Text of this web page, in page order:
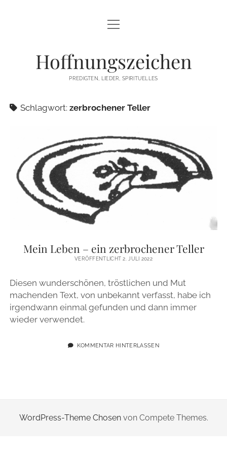
STARTSEITE
PREDIGTEN
TEXTE/PPP
PSALM
LIEDER
LITURGIEN
MEDITATIONEN
SONSTIGES
instagram
email
Menü
öffnen
Hoffnungszeichen
PREDIGTEN, LIEDER, SPIRITUELLES
Schlagwort: zerbrochener Teller
Mein Leben – ein zerbrochener Teller
VERÖFFENTLICHT 2. JULI 2022
Diesen wunderschönen, tröstlichen und Mut
machenden Text, von unbekannt verfasst, habe ich
irgendwann einmal gefunden und dann immer
wieder verwendet.
KOMMENTAR HINTERLASSEN
WordPress-Theme Chosenvon Compete Themes.